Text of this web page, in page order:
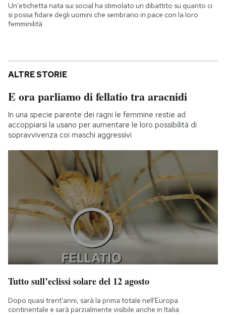
Un'etichetta nata sui social ha stimolato un dibattito su quanto ci
si possa fidare degli uomini che sembrano in pace con la loro
femminilità
ALTRE STORIE
E ora parliamo di fellatio tra aracnidi
In una specie parente dei ragni le femmine restie ad
accoppiarsi la usano per aumentare le loro possibilità di
sopravvivenza coi maschi aggressivi
Tutto sull’eclissi solare del 12 agosto
Dopo quasi trent'anni, sarà la prima totale nell'Europa
continentale e sarà parzialmente visibile anche in Italia